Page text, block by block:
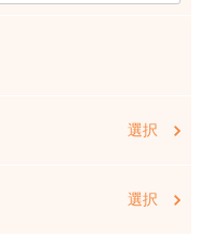
選択
選択